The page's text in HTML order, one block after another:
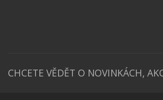
CHCETE VĚDĚT O NOVINKÁCH,